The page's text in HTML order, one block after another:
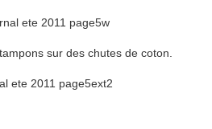
sur des chutes de coton.